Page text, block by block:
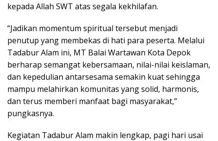
kepada Allah SWT atas segala kekhilafan.
“Jadikan momentum spiritual tersebut menjadi
penutup yang membekas di hati para peserta. Melalui
Tadabur Alam ini, MT Balai Wartawan Kota Depok
berharap semangat kebersamaan, nilai-nilai keislaman,
dan kepedulian antarsesama semakin kuat sehingga
mampu melahirkan komunitas yang solid, harmonis,
dan terus memberi manfaat bagi masyarakat,”
pungkasnya.
Kegiatan Tadabur Alam makin lengkap, pagi hari usai